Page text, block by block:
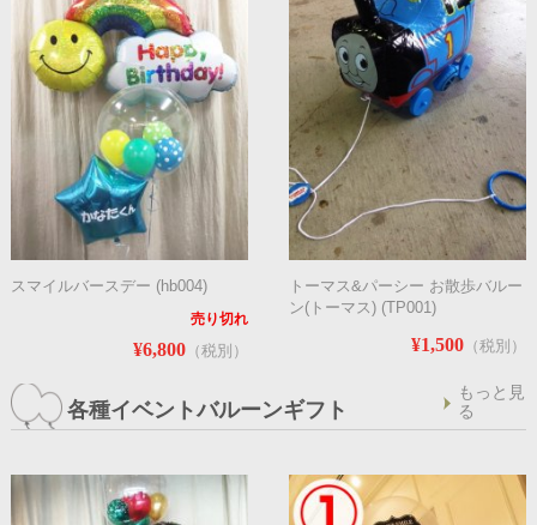
スマイルバースデー (hb004)
売り切れ
¥6,800（税別）
トーマス&パーシー お散歩バルー
ン(トーマス) (TP001)
¥1,500 （税別）
各種イベントバルーンギフト
もっと見
る